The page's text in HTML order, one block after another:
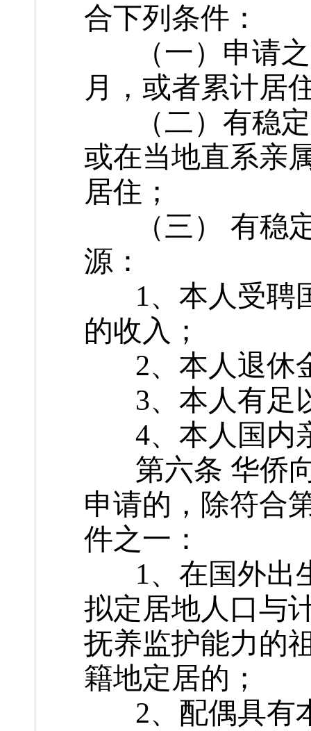
合下列条件：
（一）申请之
月，或者累计居
（二）有稳定
或在当地直系亲
居住；
（三） 有稳定
源：
1、本人受聘
的收入；
2、本人退休
3、本人有足
4、本人国内
第六条 华侨向
申请的，除符合
件之一：
1、在国外出生
拟定居地人口与
抚养监护能力的
籍地定居的；
2、配偶具有